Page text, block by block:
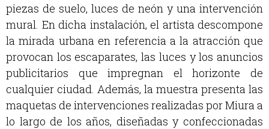
piezas de suelo, luces de neón y una intervención
mural. En dicha instalación, el artista descompone
la mirada urbana en referencia a la atracción que
provocan los escaparates, las luces y los anuncios
publicitarios que impregnan el horizonte de
cualquier ciudad. Además, la muestra presenta las
maquetas de intervenciones realizadas por Miura a
lo largo de los años, diseñadas y confeccionadas